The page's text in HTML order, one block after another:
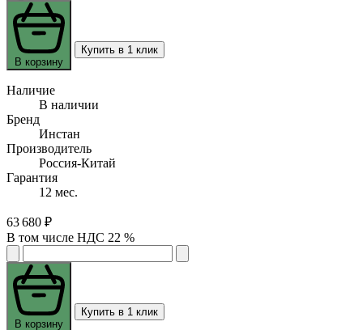
В корзину
Купить в 1 клик
Наличие
В наличии
Бренд
Инстан
Производитель
Россия-Китай
Гарантия
12 мес.
63 680 ₽
В том числе НДС 22 %
В корзину
Купить в 1 клик